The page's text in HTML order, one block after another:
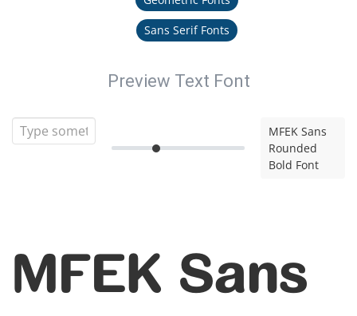
Sans Serif Fonts
Preview Text Font
MFEK Sans
Rounded
Bold Font
MFEK Sans